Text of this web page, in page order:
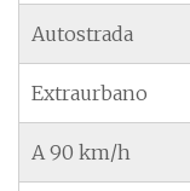
Autostrada
Extraurbano
A 90 km/h